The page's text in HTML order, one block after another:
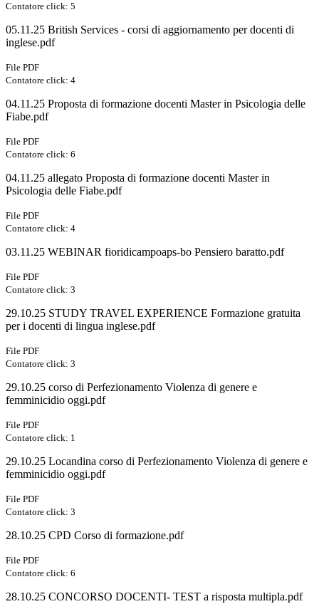
Contatore click: 5
05.11.25 British Services - corsi di aggiornamento per docenti di
inglese.pdf
File PDF
Contatore click: 4
04.11.25 Proposta di formazione docenti Master in Psicologia delle
Fiabe.pdf
File PDF
Contatore click: 6
04.11.25 allegato Proposta di formazione docenti Master in
Psicologia delle Fiabe.pdf
File PDF
Contatore click: 4
03.11.25 WEBINAR fioridicampoaps-bo Pensiero baratto.pdf
File PDF
Contatore click: 3
29.10.25 STUDY TRAVEL EXPERIENCE Formazione gratuita
per i docenti di lingua inglese.pdf
File PDF
Contatore click: 3
29.10.25 corso di Perfezionamento Violenza di genere e
femminicidio oggi.pdf
File PDF
Contatore click: 1
29.10.25 Locandina corso di Perfezionamento Violenza di genere e
femminicidio oggi.pdf
File PDF
Contatore click: 3
28.10.25 CPD Corso di formazione.pdf
File PDF
Contatore click: 6
28.10.25 CONCORSO DOCENTI- TEST a risposta multipla.pdf